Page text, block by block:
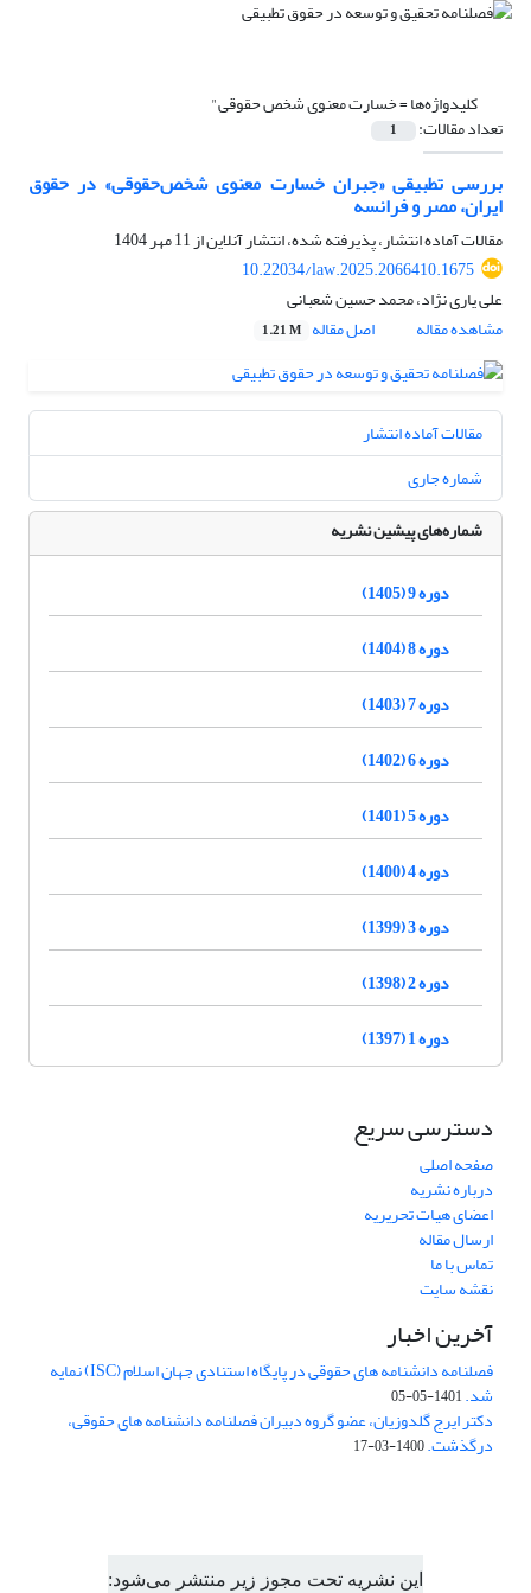
کلیدواژه‌ها =خسارت معنوی شخص حقوقی"
تعداد مقالات: 1
بررسی تطبیقی «جبران خسارت معنوی شخص‌حقوقی» در حقوق
ایران، مصر و فرانسه
مقالات آماده انتشار، پذیرفته شده، انتشار آنلاین از11 مهر 1404
10.22034/law.2025.2066410.1675
علی یاری نژاد، محمد حسین شعبانی
مشاهده مقاله
اصل مقاله 1.21 M
مقالات آماده انتشار
شماره جاری
شماره‌های پیشین نشریه
دوره 9 (1405)
دوره 8 (1404)
دوره 7 (1403)
دوره 6 (1402)
دوره 5 (1401)
دوره 4 (1400)
دوره 3 (1399)
دوره 2 (1398)
دوره 1 (1397)
دسترسی سریع
صفحه اصلی
درباره نشریه
اعضای هیات تحریریه
ارسال مقاله
تماس با ما
نقشه سایت
آخرین اخبار
فصلنامه دانشنامه های حقوقی در پایگاه استنادی جهان اسلام (ISC) نمایه
شد.1401-05-05
دکتر ایرج گلدوزیان، عضو گروه دبیران فصلنامه دانشنامه های حقوقی،
درگذشت.1400-03-17
این نشریه تحت مجوز زیر منتشر می‌شود: